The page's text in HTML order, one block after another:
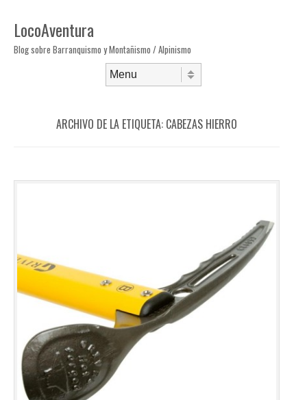
LocoAventura
Blog sobre Barranquismo y Montañismo / Alpinismo
ARCHIVO DE LA ETIQUETA: CABEZAS HIERRO